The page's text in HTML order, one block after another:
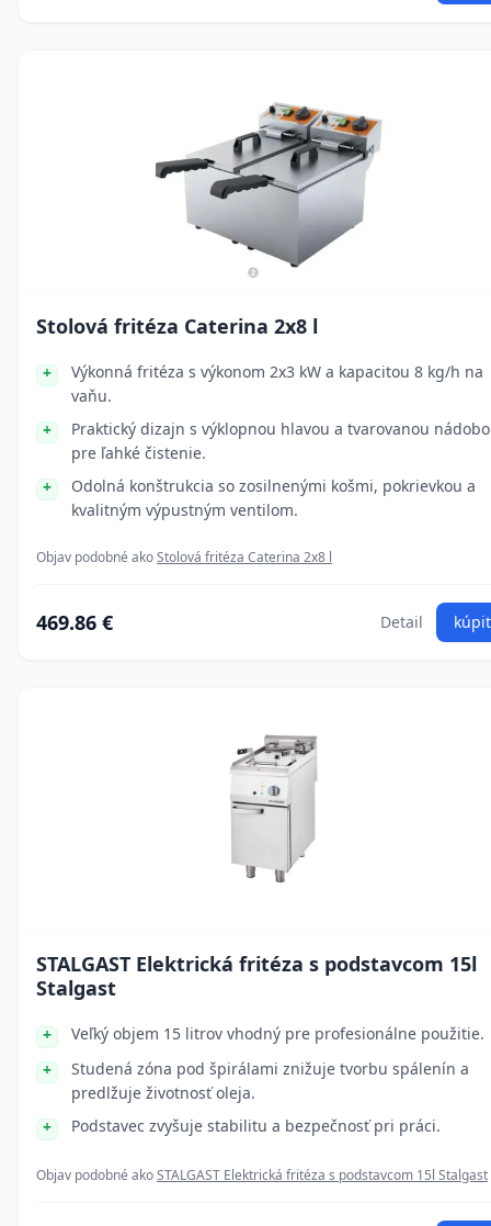
Stolová fritéza Caterina 2x8 l
Výkonná fritéza s výkonom 2x3 kW a kapacitou 8 kg/h na
vaňu.
Praktický dizajn s výklopnou hlavou a tvarovanou
pre ľahké čistenie.
Odolná konštrukcia so zosilnenými košmi, pokrievkou a
kvalitným výpustným ventilom.
Objav podobné akoStolová fritéza Caterina 2x8 l
469.86 € Detail kúpiť
STALGAST Elektrická fritéza s podstavcom 15l
Stalgast
Veľký objem 15 litrov vhodný pre profesionálne použitie.
Studená zóna pod špirálami znižuje tvorbu spálenín a
predlžuje životnosť oleja.
Podstavec zvyšuje stabilitu a bezpečnosť pri práci.
Objav podobné akoSTALGAST Elektrická fritéza s podstavcom 15l Stalgast